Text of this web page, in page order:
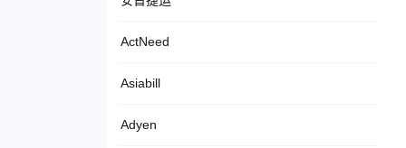
ActNeed
Asiabill
Adyen